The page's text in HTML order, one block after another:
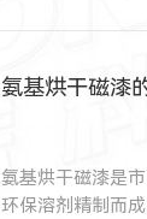
氨基烘干磁漆
氨基烘干磁漆是
环保溶剂精制而